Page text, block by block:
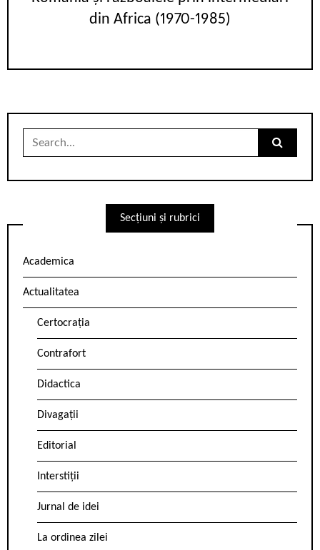
din Africa (1970-1985)
Search
Secțiuni și rubrici
Academica
Actualitatea
Certocrația
Contrafort
Didactica
Divagații
Editorial
Interstiții
Jurnal de idei
La ordinea zilei